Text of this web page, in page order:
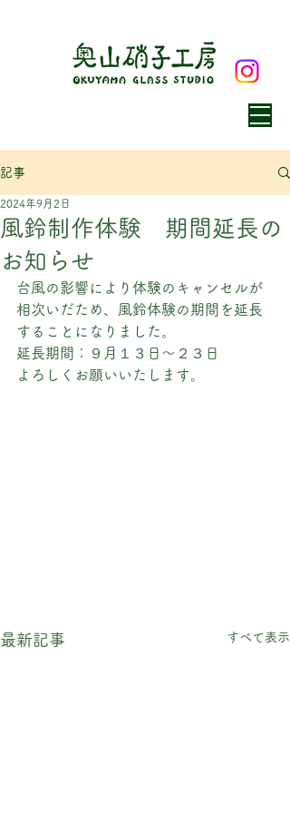
記事
風鈴制作体験 期間延長の
お知らせ
2024年9月2日
台風の影響により体験のキャンセルが
相次いだため、風鈴体験の期間を延長
することになりました。
延長期間：９月１３日〜２３日
よろしくお願いいたします。
最新記事 すべて表示